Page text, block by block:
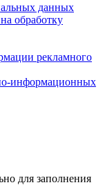
данных
обработку
рекламного
информационных
для заполнения